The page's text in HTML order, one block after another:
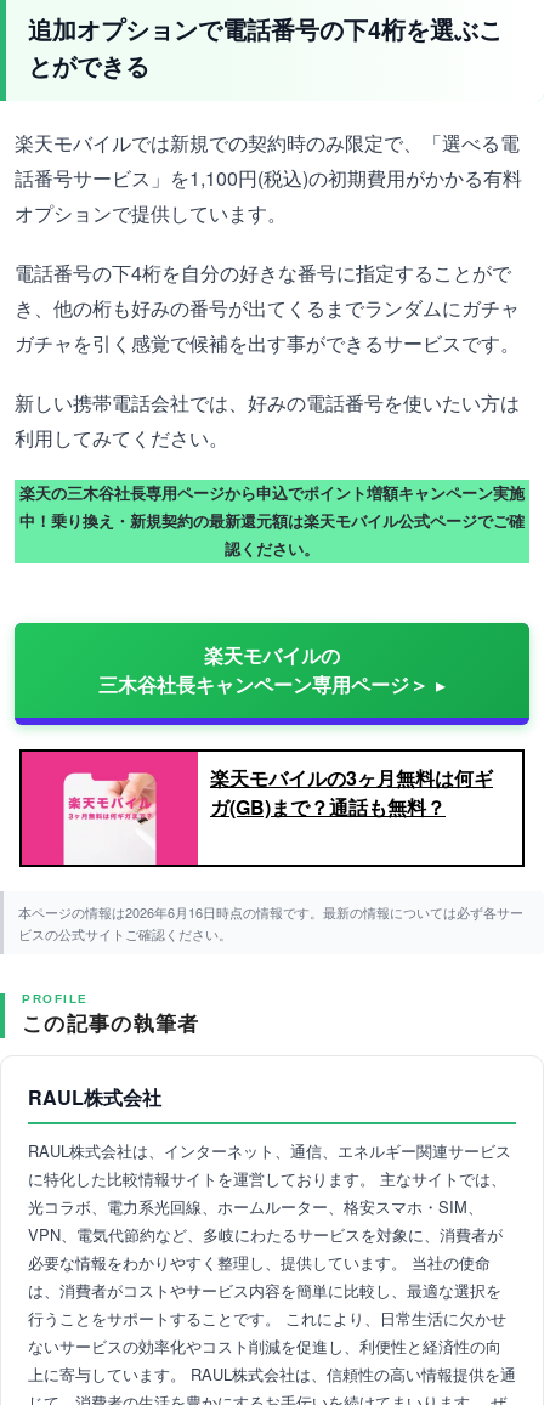
追加オプションで電話番号の下4桁を選ぶこ
とができる
楽天モバイルでは新規での契約時のみ限定で、「選べる電
話番号サービス」を1,100円(税込)の初期費用がかかる有料
オプションで提供しています。
電話番号の下4桁を自分の好きな番号に指定することがで
き、他の桁も好みの番号が出てくるまでランダムにガチャ
ガチャを引く感覚で候補を出す事ができるサービスです。
新しい携帯電話会社では、好みの電話番号を使いたい方は
利用してみてください。
楽天の三木谷社長専用ページから申込でポイント増額キャンペーン実施
中！乗り換え・新規契約の最新還元額は楽天モバイル公式ページでご確
認ください。
楽天モバイルの
三木谷社長キャンペーン専用ページ＞
楽天モバイルの3ヶ月無料は何ギ
ガ(GB)まで？通話も無料？
本ページの情報は2026年6月16日時点の情報です。最新の情報については必ず各サー
ビスの公式サイトご確認ください。
PROFILE
この記事の執筆者
RAUL株式会社
RAUL株式会社は、インターネット、通信、エネルギー関連サービス
に特化した比較情報サイトを運営しております。 主なサイトでは、
光コラボ、電力系光回線、ホームルーター、格安スマホ・SIM、
VPN、電気代節約など、多岐にわたるサービスを対象に、消費者が
必要な情報をわかりやすく整理し、提供しています。 当社の使命
は、消費者がコストやサービス内容を簡単に比較し、最適な選択を
行うことをサポートすることです。 これにより、日常生活に欠かせ
ないサービスの効率化やコスト削減を促進し、利便性と経済性の向
上に寄与しています。 RAUL株式会社は、信頼性の高い情報提供を通